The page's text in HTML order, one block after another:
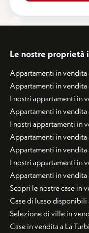
Le nostre proprietà
Appartamenti in vendita
Appartamenti in vendita
I nostri appartamenti in
Appartamenti in vendita
I nostri appartamenti in
Appartamenti in vendita
Appartamenti in vendita
I nostri appartamenti in
Appartamenti in
Scopri le nostre case in
Case di lusso disponibili
Selezione di ville in
Case in vendita a La